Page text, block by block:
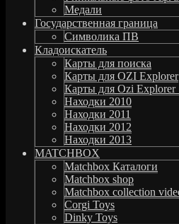
Медали
Государственная граница
Символика ПВ
Кладоискатель
Карты для поиска
Карты для OZI Explorer
Карты для Ozi Explorer
Находки 2010
Находки 2011
Находки 2012
Находки 2013
MATCHBOX
Matchbox Каталоги
Matchbox shop
Matchbox collection
Corgi Toys
Dinky Toys